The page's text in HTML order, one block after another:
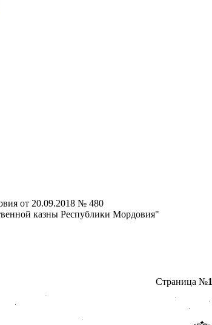
от 20.09.2018 № 480
казны Республики Мордовия"
Страница №1